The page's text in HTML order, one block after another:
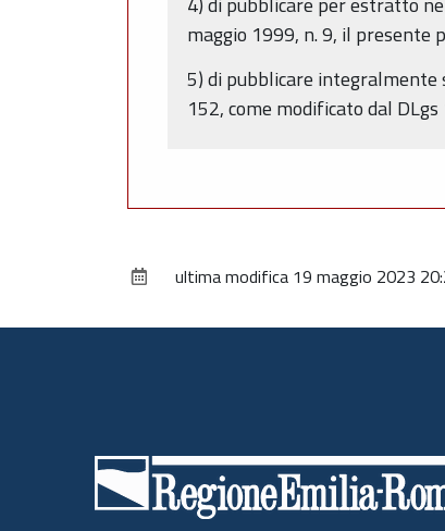
maggio 1999, n. 9, il presente
5) di pubblicare integralmente
152, come modificato dal
ultima modifica 19 maggio 2023